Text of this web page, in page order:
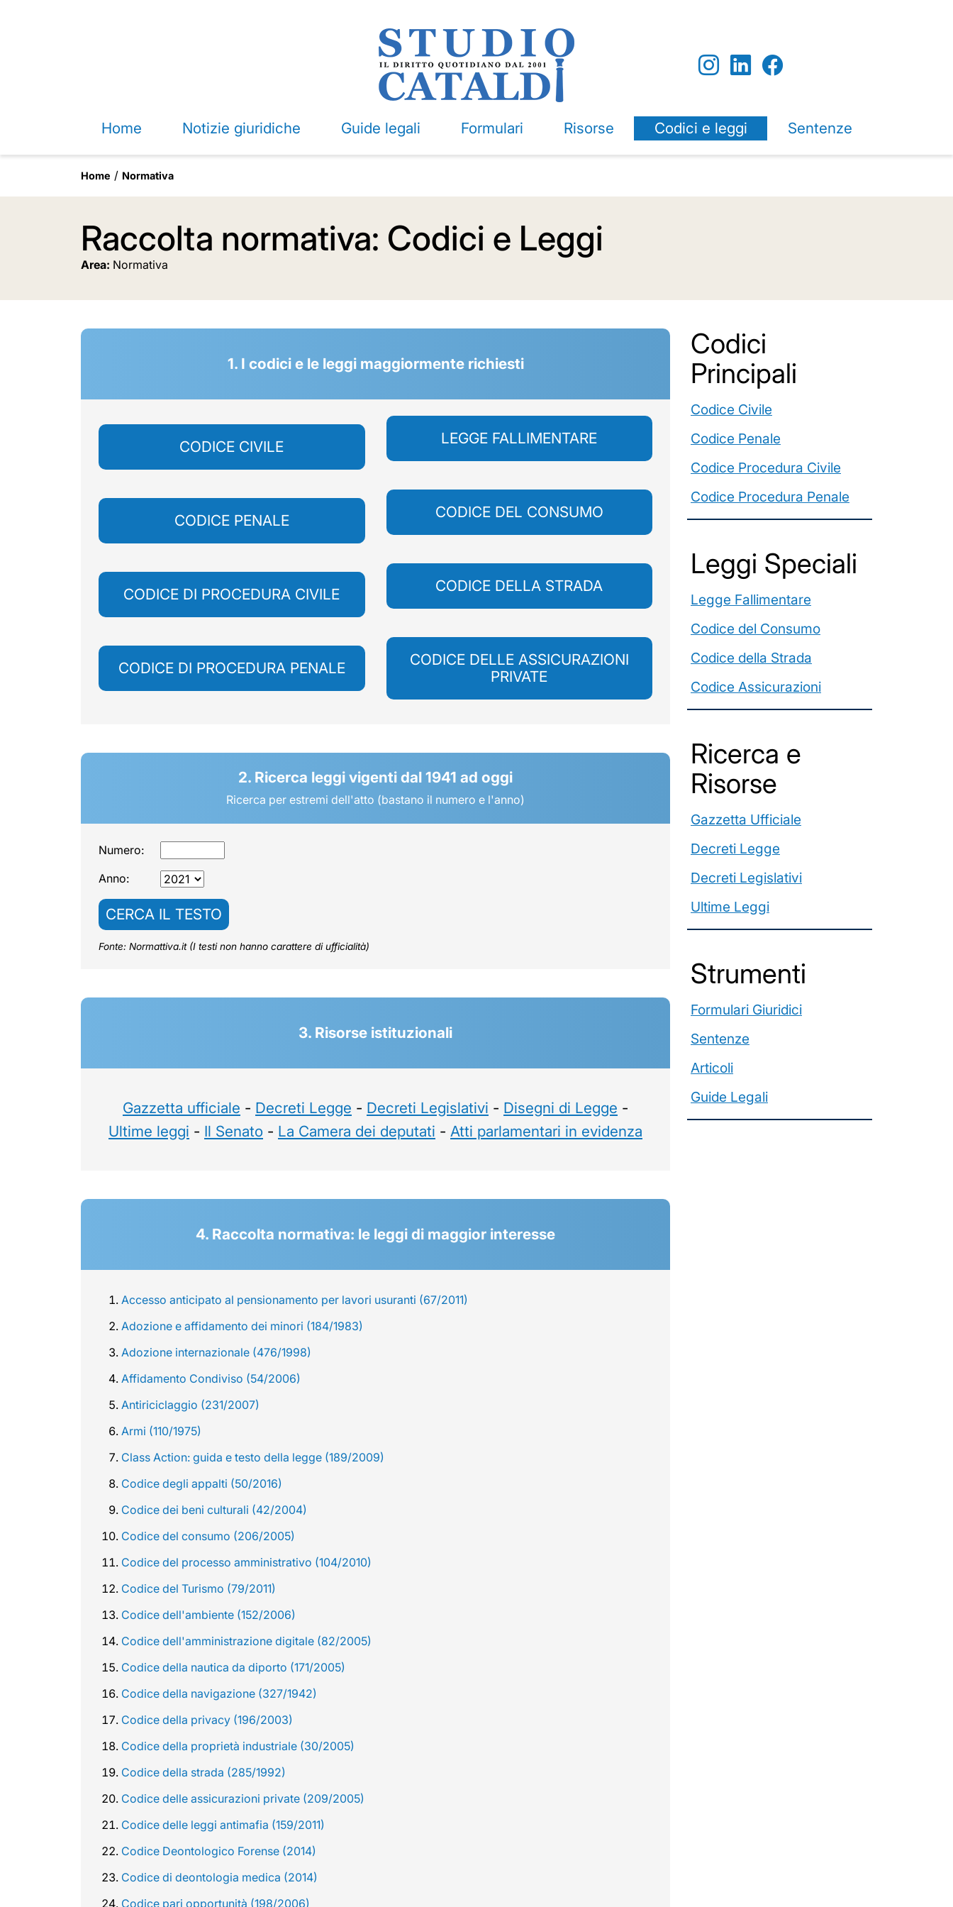
Home Notizie giuridiche Guide legali Formulari Risorse Codici e leggi Sentenze
Home Normativa
Raccolta normativa: Codici e Leggi
Area: Normativa
1. I codici e le leggi maggiormente richiesti
CODICE CIVILE
CODICE PENALE
CODICE DI PROCEDURA CIVILE
CODICE DI PROCEDURA PENALE
LEGGE FALLIMENTARE
CODICE DEL CONSUMO
CODICE DELLA STRADA
CODICE DELLE ASSICURAZIONI
PRIVATE
2. Ricerca leggi vigenti dal 1941 ad oggi
Ricerca per estremi dell'atto (bastano il numero e l'anno)
Numero:
Anno:
CERCA IL TESTO
Fonte: Normattiva.it (I testi non hanno carattere di ufficialità)
3. Risorse istituzionali
Gazzetta ufficiale - Decreti Legge - Decreti Legislativi - Disegni di Legge -
Ultime leggi - Il Senato - La Camera dei deputati - Atti parlamentari in evidenza
4. Raccolta normativa: le leggi di maggior interesse
Accesso anticipato al pensionamento per lavori usuranti (67/2011)
Adozione e affidamento dei minori (184/1983)
Adozione internazionale (476/1998)
Affidamento Condiviso (54/2006)
Antiriciclaggio (231/2007)
Armi (110/1975)
Class Action: guida e testo della legge (189/2009)
Codice degli appalti (50/2016)
Codice dei beni culturali (42/2004)
Codice del consumo (206/2005)
Codice del processo amministrativo (104/2010)
Codice del Turismo (79/2011)
Codice dell'ambiente (152/2006)
Codice dell'amministrazione digitale (82/2005)
Codice della nautica da diporto (171/2005)
Codice della navigazione (327/1942)
Codice della privacy (196/2003)
Codice della proprietà industriale (30/2005)
Codice della strada (285/1992)
Codice delle assicurazioni private (209/2005)
Codice delle leggi antimafia (159/2011)
Codice Deontologico Forense (2014)
Codice di deontologia medica (2014)
Codice pari opportunità (198/2006)
Codici
Principali
Codice Civile
Codice Penale
Codice Procedura Civile
Codice Procedura Penale
Leggi Speciali
Legge Fallimentare
Codice del Consumo
Codice della Strada
Codice Assicurazioni
Ricerca e
Risorse
Gazzetta Ufficiale
Decreti Legge
Decreti Legislativi
Ultime Leggi
️Strumenti
Formulari Giuridici
Sentenze
Articoli
Guide Legali